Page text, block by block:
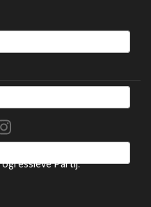
Partij.